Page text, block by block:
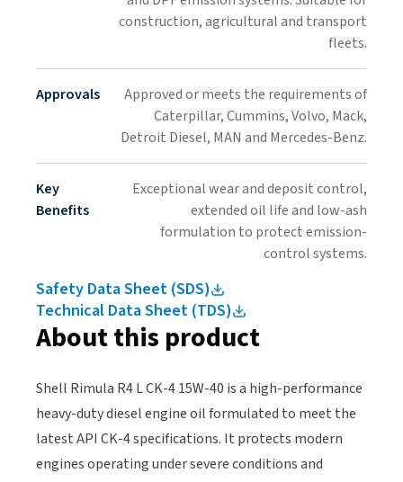
construction, agricultural and transport
fleets.​​​​‌ ‍ ​‍​‍‌‍ ‌ ​‍‌‍‍‌‌‍‌ ‌‍‍‌‌‍ ‍​‍​‍​ ‍‍​‍​‍‌ ​ ‌‍​‌‌‍ ‍‌‍‍‌‌ ‌​‌ ‍‌​‍ ‍‌‍‍‌‌‍ ​‍​‍​‍ ​​‍​‍‌‍‍​‌ ​‍‌‍‌‌‌‍‌‍​‍​‍​ ‍‍​‍​‍‌‍‍​‌ ‌​‌ ‌​‌ ​​‌ ​ ​ ‍‍​‍ ​‍ ‌‍ ​‌‍‍‌‌‍​‍‌‍‌‌‌ ​‍‌ ‌​‌ ‍‌​‍ ‌‌ ​ ‌ ‌​‌ ‌‌‌‍‌​‌‍‍‌‌‍ ​‍ ‍‌ ‌‍‌‍‌‌‌ ​‍‌‍​ ‌‍‌‌‌‍ ​​‍ ‍‌‍​‌‌ ​​‌ ​​​‍ ‌‍‍‌‌‍ ‍‌ ‌​‌‍‌‌‌‍ ‍‌ ‌​​‍ ‌‍‌‌‌‍‌​‌‍‍‌‌ ‌​​‍ ‌‍ ‌‌‍ ‌‍‌​‌‍‌‌​ ‌‌ ​​‌ ​‍‌‍‌‌‌ ​ ‌‍‌‌‌‍ ‍‌ ‌​‌‍​‌‌ ‌​‌‍‍‌‌‍ ‌‍ ‍​ ‍ ‌‍‍‌‌‍‌​​ ‌‌ ​​‌ ​‍‌‍ ‌‍‌​‌ ‌‌‌‍​ ‌ ‌​​‍ ‌‌ ​​‌ ​‍‌‍ ‌‍‌​‌ ‌‌‌‍​ ‌ ‌​‌ ​ ​‍ ‌‌ ​ ‌‍‍​‌‍‌‌‌‍ ​‌‍ ​​‍ ‌‌ ​‍‌‍‍‌‌‍ ‌‌ ‌‌‌‍ ​‌‍​‌​‍ ‌‌ ​‍​ ‌​​‍ ‌‌‍ ​​‍ ‌‌‍​ ‌‍‍ ​‍ ‌​ ‌​​ ‍ ‌ ‌​‌ ‍‌‌ ​​‌‍‌‌​ ‌‌ ​​‌ ​‍‌‍ ‌‍‌​‌ ‌‌‌‍​ ‌ ‌​​ ‍ ‌ ​​‌‍​‌‌ ‌​‌‍‍​​ ‌‌‍ ‌ ‌‍‌‍‌‌‌ ​‍‌ ‌‍‌‍‍‌‌‍‌‌‌ ‌ ​‍‌‌​ ‌‌‌​​‍‌‌ ‌‍‍ ‌‍‌‌‌ ‍‌​‍‌‌​ ​ ‌​‌​​‍‌‌​ ​ ‌​‌​​‍‌‌​ ​‍​ ​‍‌‍‌​‌‍​‍‌‍‍​‌‌‌​‌ ‌‍‌‍ ‌‌‍ ‌ ​ ‌‌‌‍‌ ‌​‌‍ ‌‌‍ ‌‌‌‍‌‌​‌‌‌​‍‌​‌​‌​‌‍‌​ ‌‌‌​ ‌‍​‍‌‍‍ ​ ​‌​‍‌‌​ ​‍​ ​‍​‍‌‌​ ‌‌‌​‌​​‍ ‍‌ ‌‍‌‍​‌‌‍ ​‌ ‌‌‌‍‌‌​ ‌‍​‍‌‍​‌‌ ​ ‌‍‌‌‌‌‌‌‌ ​‍‌‍ ​​ ‌‌‍‍​‌ ‌​‌ ‌​‌ ​​‌ ​ ​‍‌‌​ ​ ‌​​‌​‍‌‌​ ​‍‌​‌‍​‍‌‌​ ​‍‌​‌‍‌‍ ​‌‍‍‌‌‍​‍‌‍‌‌‌ ​‍‌ ‌​‌ ‍‌​‍ ‌‌ ​ ‌ ‌​‌ ‌‌‌‍‌​‌‍‍‌‌‍ ​‍ ‍‌ ‌‍‌‍‌‌‌ ​‍‌‍​ ‌‍‌‌‌‍ ​​‍ ‍‌‍​‌‌ ​​‌ ​​​‍‌‍‌‍‍‌‌‍‌​​ ‌‌ ​​‌ ​‍‌‍ ‌‍‌​‌ ‌‌‌‍​ ‌ ‌​​‍ ‌‌ ​​‌ ​‍‌‍ ‌‍‌​‌ ‌‌‌‍​ ‌ ‌​‌ ​ ​‍ ‌‌ ​ ‌‍‍​‌‍‌‌‌‍ ​‌‍ ​​‍ ‌‌ ​‍‌‍‍‌‌‍ ‌‌ ‌‌‌‍ ​‌‍​‌​‍ ‌‌ ​‍​ ‌​​‍ ‌‌‍ ​​‍ ‌‌‍​ ‌‍‍ ​‍ ‌​ ‌​​‍‌‍‌ ‌​‌ ‍‌‌ ​​‌‍‌‌​ ‌‌ ​​‌ ​‍‌‍ ‌‍‌​‌ ‌‌‌‍​ ‌ ‌​​‍‌‍‌ ​​‌‍​‌‌ ‌​‌‍‍​​ ‌‌‍ ‌ ‌‍‌‍‌‌‌ ​‍‌ ‌‍‌‍‍‌‌‍‌‌‌ ‌ ​‍‌‌​ ‌‌‌​​‍‌‌ ‌‍‍ ‌‍‌‌‌ ‍‌​‍‌‌​ ​ ‌​‌​​‍‌‌​ ​ ‌​‌​​‍‌‌​ ​‍​ ​‍‌‍‌​‌‍​‍‌‍‍​‌‌‌​‌ ‌‍‌‍ ‌‌‍ ‌ ​ ‌‌‌‍‌ ‌​‌‍ ‌‌‍ ‌‌‌‍‌‌​‌‌‌​‍‌​‌​‌​‌‍‌​ ‌‌‌​ ‌‍​‍‌‍‍ ​ ​‌​‍‌‌​ ​‍​ ​‍​‍‌‌​ ‌‌‌​‌​​‍ ‍‌ ‌‍‌‍​‌‌‍ ​‌ ‌‌‌‍‌‌​‍‌‍‌ ​​‌‍‌‌‌ ​‍‌ ​ ‌ ​​‌‍‌‌‌‍​ ‌ ‌​‌‍‍‌‌ ‌‍‌‍‌‌​ ‌‌ ​​‌ ‌‌‌‍​‍‌‍ ​‌‍‍‌‌ ​ ‌‍‍​‌‍‌‌‌‍‌​​‍​‍‌ ‌
Approvals​​​​‌ ‍ ​‍​‍‌‍ ‌ ​‍‌‍‍‌‌‍‌ ‌‍‍‌‌‍ ‍​‍​‍​ ‍‍​‍​‍‌ ​ ‌‍​‌‌‍ ‍‌‍‍‌‌ ‌​‌ ‍‌​‍ ‍‌‍‍‌‌‍ ​‍​‍​‍ ​​‍​‍‌‍‍​‌ ​‍‌‍‌‌‌‍‌‍​‍​‍​ ‍‍​‍​‍‌‍‍​‌ ‌​‌ ‌​‌ ​​‌ ​ ​ ‍‍​‍ ​‍ ‌‍ ​‌‍‍‌‌‍​‍‌‍‌‌‌ ​‍‌ ‌​‌ ‍‌​‍ ‌‌ ​ ‌ ‌​‌ ‌‌‌‍‌​‌‍‍‌‌‍ ​‍ ‍‌ ‌‍‌‍‌‌‌ ​‍‌‍​ ‌‍‌‌‌‍ ​​‍ ‍‌‍​‌‌ ​​‌ ​​​‍ ‌‍‍‌‌‍ ‍‌ ‌​‌‍‌‌‌‍ ‍‌ ‌​​‍ ‌‍‌‌‌‍‌​‌‍‍‌‌ ‌​​‍ ‌‍ ‌‌‍ ‌‍‌​‌‍‌‌​ ‌‌ ​​‌ ​‍‌‍‌‌‌ ​ ‌‍‌‌‌‍ ‍‌ ‌​‌‍​‌‌ ‌​‌‍‍‌‌‍ ‌‍ ‍​ ‍ ‌‍‍‌‌‍‌​​ ‌‌ ​​‌ ​‍‌‍ ‌‍‌​‌ ‌‌‌‍​ ‌ ‌​​‍ ‌‌ ​​‌ ​‍‌‍ ‌‍‌​‌ ‌‌‌‍​ ‌ ‌​‌ ​ ​‍ ‌‌ ​ ‌‍‍​‌‍‌‌‌‍ ​‌‍ ​​‍ ‌‌ ​‍‌‍‍‌‌‍ ‌‌ ‌‌‌‍ ​‌‍​‌​‍ ‌‌ ​‍​ ‌​​‍ ‌‌‍ ​​‍ ‌‌‍​ ‌‍‍ ​‍ ‌​ ‌​​ ‍ ‌ ‌​‌ ‍‌‌ ​​‌‍‌‌​ ‌‌ ​​‌ ​‍‌‍ ‌‍‌​‌ ‌‌‌‍​ ‌ ‌​​ ‍ ‌ ​​‌‍​‌‌ ‌​‌‍‍​​ ‌‌‍ ‌ ‌‍‌‍‌‌‌ ​‍‌ ‌‍‌‍‍‌‌‍‌‌‌ ‌ ​‍‌‌​ ‌‌‌​​‍‌‌ ‌‍‍ ‌‍‌‌‌ ‍‌​‍‌‌​ ​ ‌​‌​​‍‌‌​ ​ ‌​‌​​‍‌‌​ ​‍​ ​‍‌‍‌​‌‍​‍‌‍‍​‌‌‌​‌ ‌‍‌‍ ‌‌‍ ‌ ​ ‌‌‌‍‌ ‌​‌‍ ‌‌‍ ‌‌‌‍‌‌​‌‌‌​‍‌​‌​‌​‌‍‌​ ‌‌‌​ ‌‍​‍‌‍ ‍‌ ​‍​‍‌‌​ ​‍​ ​‍​‍‌‌​ ‌‌‌​‌​​‍ ‍‌‍ ​‌‍​‌‌‍​‍‌‍‌‌‌‍ ​​ ‌‍​‍‌‍​‌‌ ​ ‌‍‌‌‌‌‌‌‌ ​‍‌‍ ​​ ‌‌‍‍​‌ ‌​‌ ‌​‌ ​​‌ ​ ​‍‌‌​ ​ ‌​​‌​‍‌‌​ ​‍‌​‌‍​‍‌‌​ ​‍‌​‌‍‌‍ ​‌‍‍‌‌‍​‍‌‍‌‌‌ ​‍‌ ‌​‌ ‍‌​‍ ‌‌ ​ ‌ ‌​‌ ‌‌‌‍‌​‌‍‍‌‌‍ ​‍ ‍‌ ‌‍‌‍‌‌‌ ​‍‌‍​ ‌‍‌‌‌‍ ​​‍ ‍‌‍​‌‌ ​​‌ ​​​‍‌‍‌‍‍‌‌‍‌​​ ‌‌ ​​‌ ​‍‌‍ ‌‍‌​‌ ‌‌‌‍​ ‌ ‌​​‍ ‌‌ ​​‌ ​‍‌‍ ‌‍‌​‌ ‌‌‌‍​ ‌ ‌​‌ ​ ​‍ ‌‌ ​ ‌‍‍​‌‍‌‌‌‍ ​‌‍ ​​‍ ‌‌ ​‍‌‍‍‌‌‍ ‌‌ ‌‌‌‍ ​‌‍​‌​‍ ‌‌ ​‍​ ‌​​‍ ‌‌‍ ​​‍ ‌‌‍​ ‌‍‍ ​‍ ‌​ ‌​​‍‌‍‌ ‌​‌ ‍‌‌ ​​‌‍‌‌​ ‌‌ ​​‌ ​‍‌‍ ‌‍‌​‌ ‌‌‌‍​ ‌ ‌​​‍‌‍‌ ​​‌‍​‌‌ ‌​‌‍‍​​ ‌‌‍ ‌ ‌‍‌‍‌‌‌ ​‍‌ ‌‍‌‍‍‌‌‍‌‌‌ ‌ ​‍‌‌​ ‌‌‌​​‍‌‌ ‌‍‍ ‌‍‌‌‌ ‍‌​‍‌‌​ ​ ‌​‌​​‍‌‌​ ​ ‌​‌​​‍‌‌​ ​‍​ ​‍‌‍‌​‌‍​‍‌‍‍​‌‌‌​‌ ‌‍‌‍ ‌‌‍ ‌ ​ ‌‌‌‍‌ ‌​‌‍ ‌‌‍ ‌‌‌‍‌‌​‌‌‌​‍‌​‌​‌​‌‍‌​ ‌‌‌​ ‌‍​‍‌‍ ‍‌ ​‍​‍‌‌​ ​‍​ ​‍​‍‌‌​ ‌‌‌​‌​​‍ ‍‌‍ ​‌‍​‌‌‍​‍‌‍‌‌‌‍ ​​‍‌‍‌ ​​‌‍‌‌‌ ​‍‌ ​ ‌ ​​‌‍‌‌‌‍​ ‌ ‌​‌‍‍‌‌ ‌‍‌‍‌‌​ ‌‌ ​​‌ ‌‌‌‍​‍‌‍ ​‌‍‍‌‌ ​ ‌‍‍​‌‍‌‌‌‍‌​​‍​‍‌ ‌
Approved or meets the requirements of
Caterpillar, Cummins, Volvo, Mack,
Detroit Diesel, MAN and Mercedes-Benz.​​​​‌ ‍ ​‍​‍‌‍ ‌ ​‍‌‍‍‌‌‍‌ ‌‍‍‌‌‍ ‍​‍​‍​ ‍‍​‍​‍‌ ​ ‌‍​‌‌‍ ‍‌‍‍‌‌ ‌​‌ ‍‌​‍ ‍‌‍‍‌‌‍ ​‍​‍​‍ ​​‍​‍‌‍‍​‌ ​‍‌‍‌‌‌‍‌‍​‍​‍​ ‍‍​‍​‍‌‍‍​‌ ‌​‌ ‌​‌ ​​‌ ​ ​ ‍‍​‍ ​‍ ‌‍ ​‌‍‍‌‌‍​‍‌‍‌‌‌ ​‍‌ ‌​‌ ‍‌​‍ ‌‌ ​ ‌ ‌​‌ ‌‌‌‍‌​‌‍‍‌‌‍ ​‍ ‍‌ ‌‍‌‍‌‌‌ ​‍‌‍​ ‌‍‌‌‌‍ ​​‍ ‍‌‍​‌‌ ​​‌ ​​​‍ ‌‍‍‌‌‍ ‍‌ ‌​‌‍‌‌‌‍ ‍‌ ‌​​‍ ‌‍‌‌‌‍‌​‌‍‍‌‌ ‌​​‍ ‌‍ ‌‌‍ ‌‍‌​‌‍‌‌​ ‌‌ ​​‌ ​‍‌‍‌‌‌ ​ ‌‍‌‌‌‍ ‍‌ ‌​‌‍​‌‌ ‌​‌‍‍‌‌‍ ‌‍ ‍​ ‍ ‌‍‍‌‌‍‌​​ ‌‌ ​​‌ ​‍‌‍ ‌‍‌​‌ ‌‌‌‍​ ‌ ‌​​‍ ‌‌ ​​‌ ​‍‌‍ ‌‍‌​‌ ‌‌‌‍​ ‌ ‌​‌ ​ ​‍ ‌‌ ​ ‌‍‍​‌‍‌‌‌‍ ​‌‍ ​​‍ ‌‌ ​‍‌‍‍‌‌‍ ‌‌ ‌‌‌‍ ​‌‍​‌​‍ ‌‌ ​‍​ ‌​​‍ ‌‌‍ ​​‍ ‌‌‍​ ‌‍‍ ​‍ ‌​ ‌​​ ‍ ‌ ‌​‌ ‍‌‌ ​​‌‍‌‌​ ‌‌ ​​‌ ​‍‌‍ ‌‍‌​‌ ‌‌‌‍​ ‌ ‌​​ ‍ ‌ ​​‌‍​‌‌ ‌​‌‍‍​​ ‌‌‍ ‌ ‌‍‌‍‌‌‌ ​‍‌ ‌‍‌‍‍‌‌‍‌‌‌ ‌ ​‍‌‌​ ‌‌‌​​‍‌‌ ‌‍‍ ‌‍‌‌‌ ‍‌​‍‌‌​ ​ ‌​‌​​‍‌‌​ ​ ‌​‌​​‍‌‌​ ​‍​ ​‍‌‍‌​‌‍​‍‌‍‍​‌‌‌​‌ ‌‍‌‍ ‌‌‍ ‌ ​ ‌‌‌‍‌ ‌​‌‍ ‌‌‍ ‌‌‌‍‌‌​‌‌‌​‍‌​‌​‌​‌‍‌​ ‌‌‌​ ‌‍​‍‌‍ ‍‌ ​‍​‍‌‌​ ​‍​ ​‍​‍‌‌​ ‌‌‌​‌​​‍ ‍‌ ‌‍‌‍​‌‌‍ ​‌ ‌‌‌‍‌‌​ ‌‍​‍‌‍​‌‌ ​ ‌‍‌‌‌‌‌‌‌ ​‍‌‍ ​​ ‌‌‍‍​‌ ‌​‌ ‌​‌ ​​‌ ​ ​‍‌‌​ ​ ‌​​‌​‍‌‌​ ​‍‌​‌‍​‍‌‌​ ​‍‌​‌‍‌‍ ​‌‍‍‌‌‍​‍‌‍‌‌‌ ​‍‌ ‌​‌ ‍‌​‍ ‌‌ ​ ‌ ‌​‌ ‌‌‌‍‌​‌‍‍‌‌‍ ​‍ ‍‌ ‌‍‌‍‌‌‌ ​‍‌‍​ ‌‍‌‌‌‍ ​​‍ ‍‌‍​‌‌ ​​‌ ​​​‍‌‍‌‍‍‌‌‍‌​​ ‌‌ ​​‌ ​‍‌‍ ‌‍‌​‌ ‌‌‌‍​ ‌ ‌​​‍ ‌‌ ​​‌ ​‍‌‍ ‌‍‌​‌ ‌‌‌‍​ ‌ ‌​‌ ​ ​‍ ‌‌ ​ ‌‍‍​‌‍‌‌‌‍ ​‌‍ ​​‍ ‌‌ ​‍‌‍‍‌‌‍ ‌‌ ‌‌‌‍ ​‌‍​‌​‍ ‌‌ ​‍​ ‌​​‍ ‌‌‍ ​​‍ ‌‌‍​ ‌‍‍ ​‍ ‌​ ‌​​‍‌‍‌ ‌​‌ ‍‌‌ ​​‌‍‌‌​ ‌‌ ​​‌ ​‍‌‍ ‌‍‌​‌ ‌‌‌‍​ ‌ ‌​​‍‌‍‌ ​​‌‍​‌‌ ‌​‌‍‍​​ ‌‌‍ ‌ ‌‍‌‍‌‌‌ ​‍‌ ‌‍‌‍‍‌‌‍‌‌‌ ‌ ​‍‌‌​ ‌‌‌​​‍‌‌ ‌‍‍ ‌‍‌‌‌ ‍‌​‍‌‌​ ​ ‌​‌​​‍‌‌​ ​ ‌​‌​​‍‌‌​ ​‍​ ​‍‌‍‌​‌‍​‍‌‍‍​‌‌‌​‌ ‌‍‌‍ ‌‌‍ ‌ ​ ‌‌‌‍‌ ‌​‌‍ ‌‌‍ ‌‌‌‍‌‌​‌‌‌​‍‌​‌​‌​‌‍‌​ ‌‌‌​ ‌‍​‍‌‍ ‍‌ ​‍​‍‌‌​ ​‍​ ​‍​‍‌‌​ ‌‌‌​‌​​‍ ‍‌ ‌‍‌‍​‌‌‍ ​‌ ‌‌‌‍‌‌​‍‌‍‌ ​​‌‍‌‌‌ ​‍‌ ​ ‌ ​​‌‍‌‌‌‍​ ‌ ‌​‌‍‍‌‌ ‌‍‌‍‌‌​ ‌‌ ​​‌ ‌‌‌‍​‍‌‍ ​‌‍‍‌‌ ​ ‌‍‍​‌‍‌‌‌‍‌​​‍​‍‌ ‌
Key
Benefits​​​​‌ ‍ ​‍​‍‌‍ ‌ ​‍‌‍‍‌‌‍‌ ‌‍‍‌‌‍ ‍​‍​‍​ ‍‍​‍​‍‌ ​ ‌‍​‌‌‍ ‍‌‍‍‌‌ ‌​‌ ‍‌​‍ ‍‌‍‍‌‌‍ ​‍​‍​‍ ​​‍​‍‌‍‍​‌ ​‍‌‍‌‌‌‍‌‍​‍​‍​ ‍‍​‍​‍‌‍‍​‌ ‌​‌ ‌​‌ ​​‌ ​ ​ ‍‍​‍ ​‍ ‌‍ ​‌‍‍‌‌‍​‍‌‍‌‌‌ ​‍‌ ‌​‌ ‍‌​‍ ‌‌ ​ ‌ ‌​‌ ‌‌‌‍‌​‌‍‍‌‌‍ ​‍ ‍‌ ‌‍‌‍‌‌‌ ​‍‌‍​ ‌‍‌‌‌‍ ​​‍ ‍‌‍​‌‌ ​​‌ ​​​‍ ‌‍‍‌‌‍ ‍‌ ‌​‌‍‌‌‌‍ ‍‌ ‌​​‍ ‌‍‌‌‌‍‌​‌‍‍‌‌ ‌​​‍ ‌‍ ‌‌‍ ‌‍‌​‌‍‌‌​ ‌‌ ​​‌ ​‍‌‍‌‌‌ ​ ‌‍‌‌‌‍ ‍‌ ‌​‌‍​‌‌ ‌​‌‍‍‌‌‍ ‌‍ ‍​ ‍ ‌‍‍‌‌‍‌​​ ‌‌ ​​‌ ​‍‌‍ ‌‍‌​‌ ‌‌‌‍​ ‌ ‌​​‍ ‌‌ ​​‌ ​‍‌‍ ‌‍‌​‌ ‌‌‌‍​ ‌ ‌​‌ ​ ​‍ ‌‌ ​ ‌‍‍​‌‍‌‌‌‍ ​‌‍ ​​‍ ‌‌ ​‍‌‍‍‌‌‍ ‌‌ ‌‌‌‍ ​‌‍​‌​‍ ‌‌ ​‍​ ‌​​‍ ‌‌‍ ​​‍ ‌‌‍​ ‌‍‍ ​‍ ‌​ ‌​​ ‍ ‌ ‌​‌ ‍‌‌ ​​‌‍‌‌​ ‌‌ ​​‌ ​‍‌‍ ‌‍‌​‌ ‌‌‌‍​ ‌ ‌​​ ‍ ‌ ​​‌‍​‌‌ ‌​‌‍‍​​ ‌‌‍ ‌ ‌‍‌‍‌‌‌ ​‍‌ ‌‍‌‍‍‌‌‍‌‌‌ ‌ ​‍‌‌​ ‌‌‌​​‍‌‌ ‌‍‍ ‌‍‌‌‌ ‍‌​‍‌‌​ ​ ‌​‌​​‍‌‌​ ​ ‌​‌​​‍‌‌​ ​‍​ ​‍‌‍‌​‌‍​‍‌‍‍​‌‌‌​‌ ‌‍‌‍ ‌‌‍ ‌ ​ ‌‌‌‍‌ ‌​‌‍ ‌‌‍ ‌‌‌‍‌‌​‌‌‌​‍‌​‌​‌​‌‍‌​ ‌‌‌​ ‌‍​‍‌ ​‍‌‍‍​​‍‌‌​ ​‍​ ​‍​‍‌‌​ ‌‌‌​‌​​‍ ‍‌‍ ​‌‍​‌‌‍​‍‌‍‌‌‌‍ ​​ ‌‍​‍‌‍​‌‌ ​ ‌‍‌‌‌‌‌‌‌ ​‍‌‍ ​​ ‌‌‍‍​‌ ‌​‌ ‌​‌ ​​‌ ​ ​‍‌‌​ ​ ‌​​‌​‍‌‌​ ​‍‌​‌‍​‍‌‌​ ​‍‌​‌‍‌‍ ​‌‍‍‌‌‍​‍‌‍‌‌‌ ​‍‌ ‌​‌ ‍‌​‍ ‌‌ ​ ‌ ‌​‌ ‌‌‌‍‌​‌‍‍‌‌‍ ​‍ ‍‌ ‌‍‌‍‌‌‌ ​‍‌‍​ ‌‍‌‌‌‍ ​​‍ ‍‌‍​‌‌ ​​‌ ​​​‍‌‍‌‍‍‌‌‍‌​​ ‌‌ ​​‌ ​‍‌‍ ‌‍‌​‌ ‌‌‌‍​ ‌ ‌​​‍ ‌‌ ​​‌ ​‍‌‍ ‌‍‌​‌ ‌‌‌‍​ ‌ ‌​‌ ​ ​‍ ‌‌ ​ ‌‍‍​‌‍‌‌‌‍ ​‌‍ ​​‍ ‌‌ ​‍‌‍‍‌‌‍ ‌‌ ‌‌‌‍ ​‌‍​‌​‍ ‌‌ ​‍​ ‌​​‍ ‌‌‍ ​​‍ ‌‌‍​ ‌‍‍ ​‍ ‌​ ‌​​‍‌‍‌ ‌​‌ ‍‌‌ ​​‌‍‌‌​ ‌‌ ​​‌ ​‍‌‍ ‌‍‌​‌ ‌‌‌‍​ ‌ ‌​​‍‌‍‌ ​​‌‍​‌‌ ‌​‌‍‍​​ ‌‌‍ ‌ ‌‍‌‍‌‌‌ ​‍‌ ‌‍‌‍‍‌‌‍‌‌‌ ‌ ​‍‌‌​ ‌‌‌​​‍‌‌ ‌‍‍ ‌‍‌‌‌ ‍‌​‍‌‌​ ​ ‌​‌​​‍‌‌​ ​ ‌​‌​​‍‌‌​ ​‍​ ​‍‌‍‌​‌‍​‍‌‍‍​‌‌‌​‌ ‌‍‌‍ ‌‌‍ ‌ ​ ‌‌‌‍‌ ‌​‌‍ ‌‌‍ ‌‌‌‍‌‌​‌‌‌​‍‌​‌​‌​‌‍‌​ ‌‌‌​ ‌‍​‍‌ ​‍‌‍‍​​‍‌‌​ ​‍​ ​‍​‍‌‌​ ‌‌‌​‌​​‍ ‍‌‍ ​‌‍​‌‌‍​‍‌‍‌‌‌‍ ​​‍‌‍‌ ​​‌‍‌‌‌ ​‍‌ ​ ‌ ​​‌‍‌‌‌‍​ ‌ ‌​‌‍‍‌‌ ‌‍‌‍‌‌​ ‌‌ ​​‌ ‌‌‌‍​‍‌‍ ​‌‍‍‌‌ ​ ‌‍‍​‌‍‌‌‌‍‌​​‍​‍‌ ‌
Exceptional wear and deposit control,
extended oil life and low-ash
formulation to protect emission-
control systems.​​​​‌ ‍ ​‍​‍‌‍ ‌ ​‍‌‍‍‌‌‍‌ ‌‍‍‌‌‍ ‍​‍​‍​ ‍‍​‍​‍‌ ​ ‌‍​‌‌‍ ‍‌‍‍‌‌ ‌​‌ ‍‌​‍ ‍‌‍‍‌‌‍ ​‍​‍​‍ ​​‍​‍‌‍‍​‌ ​‍‌‍‌‌‌‍‌‍​‍​‍​ ‍‍​‍​‍‌‍‍​‌ ‌​‌ ‌​‌ ​​‌ ​ ​ ‍‍​‍ ​‍ ‌‍ ​‌‍‍‌‌‍​‍‌‍‌‌‌ ​‍‌ ‌​‌ ‍‌​‍ ‌‌ ​ ‌ ‌​‌ ‌‌‌‍‌​‌‍‍‌‌‍ ​‍ ‍‌ ‌‍‌‍‌‌‌ ​‍‌‍​ ‌‍‌‌‌‍ ​​‍ ‍‌‍​‌‌ ​​‌ ​​​‍ ‌‍‍‌‌‍ ‍‌ ‌​‌‍‌‌‌‍ ‍‌ ‌​​‍ ‌‍‌‌‌‍‌​‌‍‍‌‌ ‌​​‍ ‌‍ ‌‌‍ ‌‍‌​‌‍‌‌​ ‌‌ ​​‌ ​‍‌‍‌‌‌ ​ ‌‍‌‌‌‍ ‍‌ ‌​‌‍​‌‌ ‌​‌‍‍‌‌‍ ‌‍ ‍​ ‍ ‌‍‍‌‌‍‌​​ ‌‌ ​​‌ ​‍‌‍ ‌‍‌​‌ ‌‌‌‍​ ‌ ‌​​‍ ‌‌ ​​‌ ​‍‌‍ ‌‍‌​‌ ‌‌‌‍​ ‌ ‌​‌ ​ ​‍ ‌‌ ​ ‌‍‍​‌‍‌‌‌‍ ​‌‍ ​​‍ ‌‌ ​‍‌‍‍‌‌‍ ‌‌ ‌‌‌‍ ​‌‍​‌​‍ ‌‌ ​‍​ ‌​​‍ ‌‌‍ ​​‍ ‌‌‍​ ‌‍‍ ​‍ ‌​ ‌​​ ‍ ‌ ‌​‌ ‍‌‌ ​​‌‍‌‌​ ‌‌ ​​‌ ​‍‌‍ ‌‍‌​‌ ‌‌‌‍​ ‌ ‌​​ ‍ ‌ ​​‌‍​‌‌ ‌​‌‍‍​​ ‌‌‍ ‌ ‌‍‌‍‌‌‌ ​‍‌ ‌‍‌‍‍‌‌‍‌‌‌ ‌ ​‍‌‌​ ‌‌‌​​‍‌‌ ‌‍‍ ‌‍‌‌‌ ‍‌​‍‌‌​ ​ ‌​‌​​‍‌‌​ ​ ‌​‌​​‍‌‌​ ​‍​ ​‍‌‍‌​‌‍​‍‌‍‍​‌‌‌​‌ ‌‍‌‍ ‌‌‍ ‌ ​ ‌‌‌‍‌ ‌​‌‍ ‌‌‍ ‌‌‌‍‌‌​‌‌‌​‍‌​‌​‌​‌‍‌​ ‌‌‌​ ‌‍​‍‌ ​‍‌‍‍​​‍‌‌​ ​‍​ ​‍​‍‌‌​ ‌‌‌​‌​​‍ ‍‌ ‌‍‌‍​‌‌‍ ​‌ ‌‌‌‍‌‌​ ‌‍​‍‌‍​‌‌ ​ ‌‍‌‌‌‌‌‌‌ ​‍‌‍ ​​ ‌‌‍‍​‌ ‌​‌ ‌​‌ ​​‌ ​ ​‍‌‌​ ​ ‌​​‌​‍‌‌​ ​‍‌​‌‍​‍‌‌​ ​‍‌​‌‍‌‍ ​‌‍‍‌‌‍​‍‌‍‌‌‌ ​‍‌ ‌​‌ ‍‌​‍ ‌‌ ​ ‌ ‌​‌ ‌‌‌‍‌​‌‍‍‌‌‍ ​‍ ‍‌ ‌‍‌‍‌‌‌ ​‍‌‍​ ‌‍‌‌‌‍ ​​‍ ‍‌‍​‌‌ ​​‌ ​​​‍‌‍‌‍‍‌‌‍‌​​ ‌‌ ​​‌ ​‍‌‍ ‌‍‌​‌ ‌‌‌‍​ ‌ ‌​​‍ ‌‌ ​​‌ ​‍‌‍ ‌‍‌​‌ ‌‌‌‍​ ‌ ‌​‌ ​ ​‍ ‌‌ ​ ‌‍‍​‌‍‌‌‌‍ ​‌‍ ​​‍ ‌‌ ​‍‌‍‍‌‌‍ ‌‌ ‌‌‌‍ ​‌‍​‌​‍ ‌‌ ​‍​ ‌​​‍ ‌‌‍ ​​‍ ‌‌‍​ ‌‍‍ ​‍ ‌​ ‌​​‍‌‍‌ ‌​‌ ‍‌‌ ​​‌‍‌‌​ ‌‌ ​​‌ ​‍‌‍ ‌‍‌​‌ ‌‌‌‍​ ‌ ‌​​‍‌‍‌ ​​‌‍​‌‌ ‌​‌‍‍​​ ‌‌‍ ‌ ‌‍‌‍‌‌‌ ​‍‌ ‌‍‌‍‍‌‌‍‌‌‌ ‌ ​‍‌‌​ ‌‌‌​​‍‌‌ ‌‍‍ ‌‍‌‌‌ ‍‌​‍‌‌​ ​ ‌​‌​​‍‌‌​ ​ ‌​‌​​‍‌‌​ ​‍​ ​‍‌‍‌​‌‍​‍‌‍‍​‌‌‌​‌ ‌‍‌‍ ‌‌‍ ‌ ​ ‌‌‌‍‌ ‌​‌‍ ‌‌‍ ‌‌‌‍‌‌​‌‌‌​‍‌​‌​‌​‌‍‌​ ‌‌‌​ ‌‍​‍‌ ​‍‌‍‍​​‍‌‌​ ​‍​ ​‍​‍‌‌​ ‌‌‌​‌​​‍ ‍‌ ‌‍‌‍​‌‌‍ ​‌ ‌‌‌‍‌‌​‍‌‍‌ ​​‌‍‌‌‌ ​‍‌ ​ ‌ ​​‌‍‌‌‌‍​ ‌ ‌​‌‍‍‌‌ ‌‍‌‍‌‌​ ‌‌ ​​‌ ‌‌‌‍​‍‌‍ ​‌‍‍‌‌ ​ ‌‍‍​‌‍‌‌‌‍‌​​‍​‍‌ ‌
Safety Data Sheet (SDS)​​​​‌ ‍ ​‍​‍‌‍ ‌ ​‍‌‍‍‌‌‍‌ ‌‍‍‌‌‍ ‍​‍​‍​ ‍‍​‍​‍‌ ​ ‌‍​‌‌‍ ‍‌‍‍‌‌ ‌​‌ ‍‌​‍ ‍‌‍‍‌‌‍ ​‍​‍​‍ ​​‍​‍‌‍‍​‌ ​‍‌‍‌‌‌‍‌‍​‍​‍​ ‍‍​‍​‍‌‍‍​‌ ‌​‌ ‌​‌ ​​‌ ​ ​ ‍‍​‍ ​‍ ‌‍ ​‌‍‍‌‌‍​‍‌‍‌‌‌ ​‍‌ ‌​‌ ‍‌​‍ ‌‌ ​ ‌ ‌​‌ ‌‌‌‍‌​‌‍‍‌‌‍ ​‍ ‍‌ ‌‍‌‍‌‌‌ ​‍‌‍​ ‌‍‌‌‌‍ ​​‍ ‍‌‍​‌‌ ​​‌ ​​​‍ ‌‍‍‌‌‍ ‍‌ ‌​‌‍‌‌‌‍ ‍‌ ‌​​‍ ‌‍‌‌‌‍‌​‌‍‍‌‌ ‌​​‍ ‌‍ ‌‌‍ ‌‍‌​‌‍‌‌​ ‌‌ ​​‌ ​‍‌‍‌‌‌ ​ ‌‍‌‌‌‍ ‍‌ ‌​‌‍​‌‌ ‌​‌‍‍‌‌‍ ‌‍ ‍​ ‍ ‌‍‍‌‌‍‌​​ ‌‌ ​​‌ ​‍‌‍ ‌‍‌​‌ ‌‌‌‍​ ‌ ‌​​‍ ‌‌ ​​‌ ​‍‌‍ ‌‍‌​‌ ‌‌‌‍​ ‌ ‌​‌ ​ ​‍ ‌‌ ​ ‌‍‍​‌‍‌‌‌‍ ​‌‍ ​​‍ ‌‌ ​‍‌‍‍‌‌‍ ‌‌ ‌‌‌‍ ​‌‍​‌​‍ ‌‌ ​‍​ ‌​​‍ ‌‌‍ ​​‍ ‌‌‍​ ‌‍‍ ​‍ ‌​ ‌​​ ‍ ‌ ‌​‌ ‍‌‌ ​​‌‍‌‌​ ‌‌ ​​‌ ​‍‌‍ ‌‍‌​‌ ‌‌‌‍​ ‌ ‌​​ ‍ ‌ ​​‌‍​‌‌ ‌​‌‍‍​​ ‌‌‍‌​‌‍ ‌ ‌ ‌‍ ‍‌‍ ​‌‍ ‌‍​‌‌‍‌​‌ ​ ​‍‌‌​ ‌‌‌​​‍‌‌ ‌‍‍ ‌‍‌‌‌ ‍‌​‍‌‌​ ​ ‌​‌​​‍‌‌​ ​ ‌​‌​​‍‌‌​ ​‍​ ​‍‌‍​ ​ ‍‌​ ​ ​ ‌‌‌‍​‌​ ‍‌‌‍‌​​ ​ ​ ‍​‌‍‌‍​ ​‍‌‍​‍​‍‌‌​ ​‍​ ​‍​‍‌‌​ ‌‌‌​‌​​‍ ‍‌‍ ​‌‍​‌‌‍​‍‌‍‌‌‌‍ ​​ ‌‍​‍‌‍​‌‌ ​ ‌‍‌‌‌‌‌‌‌ ​‍‌‍ ​​ ‌‌‍‍​‌ ‌​‌ ‌​‌ ​​‌ ​ ​‍‌‌​ ​ ‌​​‌​‍‌‌​ ​‍‌​‌‍​‍‌‌​ ​‍‌​‌‍‌‍ ​‌‍‍‌‌‍​‍‌‍‌‌‌ ​‍‌ ‌​‌ ‍‌​‍ ‌‌ ​ ‌ ‌​‌ ‌‌‌‍‌​‌‍‍‌‌‍ ​‍ ‍‌ ‌‍‌‍‌‌‌ ​‍‌‍​ ‌‍‌‌‌‍ ​​‍ ‍‌‍​‌‌ ​​‌ ​​​‍‌‍‌‍‍‌‌‍‌​​ ‌‌ ​​‌ ​‍‌‍ ‌‍‌​‌ ‌‌‌‍​ ‌ ‌​​‍ ‌‌ ​​‌ ​‍‌‍ ‌‍‌​‌ ‌‌‌‍​ ‌ ‌​‌ ​ ​‍ ‌‌ ​ ‌‍‍​‌‍‌‌‌‍ ​‌‍ ​​‍ ‌‌ ​‍‌‍‍‌‌‍ ‌‌ ‌‌‌‍ ​‌‍​‌​‍ ‌‌ ​‍​ ‌​​‍ ‌‌‍ ​​‍ ‌‌‍​ ‌‍‍ ​‍ ‌​ ‌​​‍‌‍‌ ‌​‌ ‍‌‌ ​​‌‍‌‌​ ‌‌ ​​‌ ​‍‌‍ ‌‍‌​‌ ‌‌‌‍​ ‌ ‌​​‍‌‍‌ ​​‌‍​‌‌ ‌​‌‍‍​​ ‌‌‍‌​‌‍ ‌ ‌ ‌‍ ‍‌‍ ​‌‍ ‌‍​‌‌‍‌​‌ ​ ​‍‌‌​ ‌‌‌​​‍‌‌ ‌‍‍ ‌‍‌‌‌ ‍‌​‍‌‌​ ​ ‌​‌​​‍‌‌​ ​ ‌​‌​​‍‌‌​ ​‍​ ​‍‌‍​ ​ ‍‌​ ​ ​ ‌‌‌‍​‌​ ‍‌‌‍‌​​ ​ ​ ‍​‌‍‌‍​ ​‍‌‍​‍​‍‌‌​ ​‍​ ​‍​‍‌‌​ ‌‌‌​‌​​‍ ‍‌‍ ​‌‍​‌‌‍​‍‌‍‌‌‌‍ ​​‍‌‍‌ ​​‌‍‌‌‌ ​‍‌ ​ ‌ ​​‌‍‌‌‌‍​ ‌ ‌​‌‍‍‌‌ ‌‍‌‍‌‌​ ‌‌ ​​‌ ‌‌‌‍​‍‌‍ ​‌‍‍‌‌ ​ ‌‍‍​‌‍‌‌‌‍‌​​‍​‍‌ ‌
Technical Data Sheet (TDS)​​​​‌ ‍ ​‍​‍‌‍ ‌ ​‍‌‍‍‌‌‍‌ ‌‍‍‌‌‍ ‍​‍​‍​ ‍‍​‍​‍‌ ​ ‌‍​‌‌‍ ‍‌‍‍‌‌ ‌​‌ ‍‌​‍ ‍‌‍‍‌‌‍ ​‍​‍​‍ ​​‍​‍‌‍‍​‌ ​‍‌‍‌‌‌‍‌‍​‍​‍​ ‍‍​‍​‍‌‍‍​‌ ‌​‌ ‌​‌ ​​‌ ​ ​ ‍‍​‍ ​‍ ‌‍ ​‌‍‍‌‌‍​‍‌‍‌‌‌ ​‍‌ ‌​‌ ‍‌​‍ ‌‌ ​ ‌ ‌​‌ ‌‌‌‍‌​‌‍‍‌‌‍ ​‍ ‍‌ ‌‍‌‍‌‌‌ ​‍‌‍​ ‌‍‌‌‌‍ ​​‍ ‍‌‍​‌‌ ​​‌ ​​​‍ ‌‍‍‌‌‍ ‍‌ ‌​‌‍‌‌‌‍ ‍‌ ‌​​‍ ‌‍‌‌‌‍‌​‌‍‍‌‌ ‌​​‍ ‌‍ ‌‌‍ ‌‍‌​‌‍‌‌​ ‌‌ ​​‌ ​‍‌‍‌‌‌ ​ ‌‍‌‌‌‍ ‍‌ ‌​‌‍​‌‌ ‌​‌‍‍‌‌‍ ‌‍ ‍​ ‍ ‌‍‍‌‌‍‌​​ ‌‌ ​​‌ ​‍‌‍ ‌‍‌​‌ ‌‌‌‍​ ‌ ‌​​‍ ‌‌ ​​‌ ​‍‌‍ ‌‍‌​‌ ‌‌‌‍​ ‌ ‌​‌ ​ ​‍ ‌‌ ​ ‌‍‍​‌‍‌‌‌‍ ​‌‍ ​​‍ ‌‌ ​‍‌‍‍‌‌‍ ‌‌ ‌‌‌‍ ​‌‍​‌​‍ ‌‌ ​‍​ ‌​​‍ ‌‌‍ ​​‍ ‌‌‍​ ‌‍‍ ​‍ ‌​ ‌​​ ‍ ‌ ‌​‌ ‍‌‌ ​​‌‍‌‌​ ‌‌ ​​‌ ​‍‌‍ ‌‍‌​‌ ‌‌‌‍​ ‌ ‌​​ ‍ ‌ ​​‌‍​‌‌ ‌​‌‍‍​​ ‌‌‍‌​‌‍ ‌ ‌ ‌‍ ‍‌‍ ​‌‍ ‌‍​‌‌‍‌​‌ ​ ​‍‌‌​ ‌‌‌​​‍‌‌ ‌‍‍ ‌‍‌‌‌ ‍‌​‍‌‌​ ​ ‌​‌​​‍‌‌​ ​ ‌​‌​​‍‌‌​ ​‍​ ​‍‌‍​‍​ ‌​​ ​​‌‍‌‌​ ​‍​ ‌ ​ ‌​‌‍​ ​ ‌‍‌‍‌​​ ​‍‌‍​ ​‍‌‌​ ​‍​ ​‍​‍‌‌​ ‌‌‌​‌​​‍ ‍‌‍ ​‌‍​‌‌‍​‍‌‍‌‌‌‍ ​​ ‌‍​‍‌‍​‌‌ ​ ‌‍‌‌‌‌‌‌‌ ​‍‌‍ ​​ ‌‌‍‍​‌ ‌​‌ ‌​‌ ​​‌ ​ ​‍‌‌​ ​ ‌​​‌​‍‌‌​ ​‍‌​‌‍​‍‌‌​ ​‍‌​‌‍‌‍ ​‌‍‍‌‌‍​‍‌‍‌‌‌ ​‍‌ ‌​‌ ‍‌​‍ ‌‌ ​ ‌ ‌​‌ ‌‌‌‍‌​‌‍‍‌‌‍ ​‍ ‍‌ ‌‍‌‍‌‌‌ ​‍‌‍​ ‌‍‌‌‌‍ ​​‍ ‍‌‍​‌‌ ​​‌ ​​​‍‌‍‌‍‍‌‌‍‌​​ ‌‌ ​​‌ ​‍‌‍ ‌‍‌​‌ ‌‌‌‍​ ‌ ‌​​‍ ‌‌ ​​‌ ​‍‌‍ ‌‍‌​‌ ‌‌‌‍​ ‌ ‌​‌ ​ ​‍ ‌‌ ​ ‌‍‍​‌‍‌‌‌‍ ​‌‍ ​​‍ ‌‌ ​‍‌‍‍‌‌‍ ‌‌ ‌‌‌‍ ​‌‍​‌​‍ ‌‌ ​‍​ ‌​​‍ ‌‌‍ ​​‍ ‌‌‍​ ‌‍‍ ​‍ ‌​ ‌​​‍‌‍‌ ‌​‌ ‍‌‌ ​​‌‍‌‌​ ‌‌ ​​‌ ​‍‌‍ ‌‍‌​‌ ‌‌‌‍​ ‌ ‌​​‍‌‍‌ ​​‌‍​‌‌ ‌​‌‍‍​​ ‌‌‍‌​‌‍ ‌ ‌ ‌‍ ‍‌‍ ​‌‍ ‌‍​‌‌‍‌​‌ ​ ​‍‌‌​ ‌‌‌​​‍‌‌ ‌‍‍ ‌‍‌‌‌ ‍‌​‍‌‌​ ​ ‌​‌​​‍‌‌​ ​ ‌​‌​​‍‌‌​ ​‍​ ​‍‌‍​‍​ ‌​​ ​​‌‍‌‌​ ​‍​ ‌ ​ ‌​‌‍​ ​ ‌‍‌‍‌​​ ​‍‌‍​ ​‍‌‌​ ​‍​ ​‍​‍‌‌​ ‌‌‌​‌​​‍ ‍‌‍ ​‌‍​‌‌‍​‍‌‍‌‌‌‍ ​​‍‌‍‌ ​​‌‍‌‌‌ ​‍‌ ​ ‌ ​​‌‍‌‌‌‍​ ‌ ‌​‌‍‍‌‌ ‌‍‌‍‌‌​ ‌‌ ​​‌ ‌‌‌‍​‍‌‍ ​‌‍‍‌‌ ​ ‌‍‍​‌‍‌‌‌‍‌​​‍​‍‌ ‌
About this product
Shell Rimula R4 L CK-4 15W-40 is a high-performance
heavy-duty diesel engine oil formulated to meet the
latest API CK-4 specifications. It protects modern
engines operating under severe conditions and